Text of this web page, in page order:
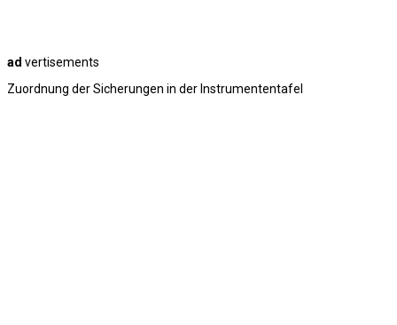
ad vertisements
Zuordnung der Sicherungen in der Instrumententafel